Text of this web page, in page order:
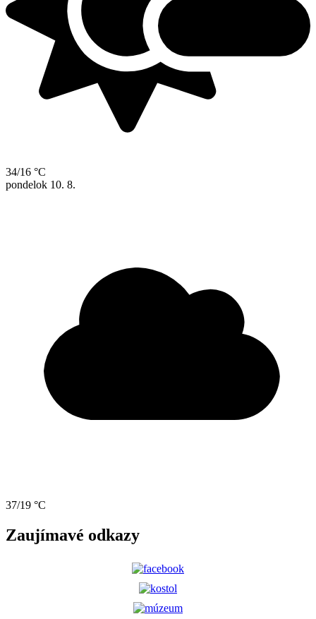
34/16 °C
pondelok 10. 8.
37/19 °C
Zaujímavé odkazy